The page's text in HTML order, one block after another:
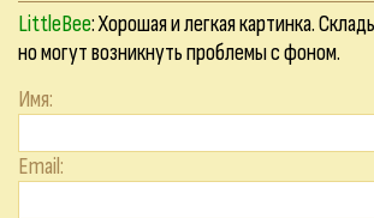
LittleBee: Хорошая и легкая картинка.
но могут возникнуть проблемы с фоном.
Имя:
Email: